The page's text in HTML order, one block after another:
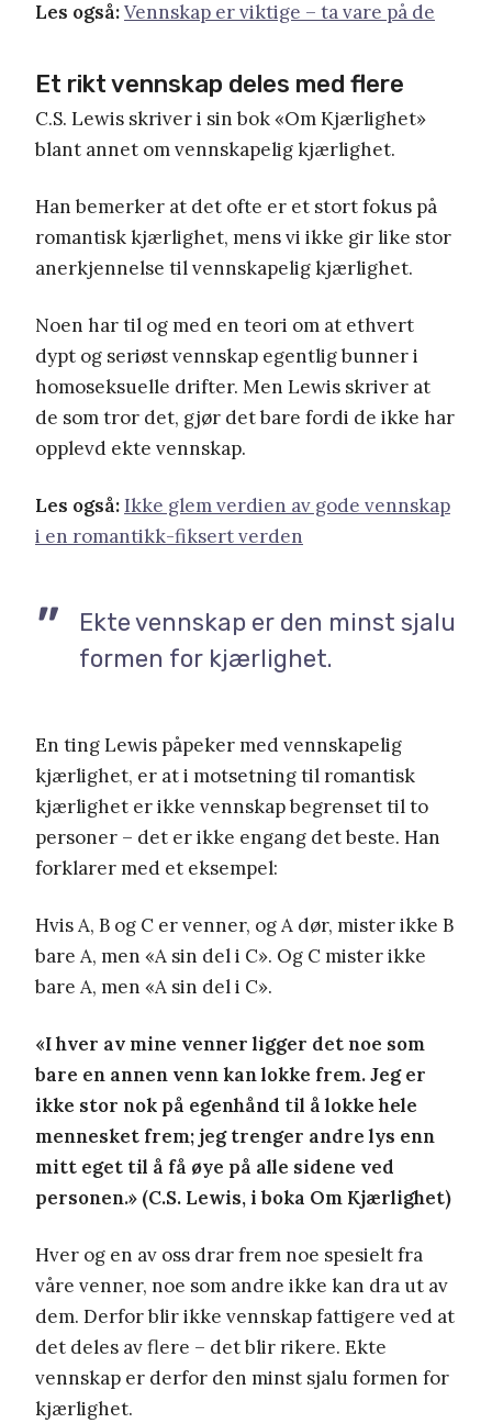
Les også:Vennskap er viktige – ta vare på de
Et rikt vennskap deles med flere
C.S. Lewis skriver i sin bok «Om Kjærlighet»
blant annet om vennskapelig kjærlighet.
Han bemerker at det ofte er et stort fokus på
romantisk kjærlighet, mens vi ikke gir like stor
anerkjennelse til vennskapelig kjærlighet.
Noen har til og med en teori om at ethvert
dypt og seriøst vennskap egentlig bunner i
homoseksuelle drifter. Men Lewis skriver at
de som tror det, gjør det bare fordi de ikke har
opplevd ekte vennskap.
Les også: Ikke glem verdien av gode vennskap
i en romantikk-fiksert verden
Ekte vennskap er den minst sjalu
formen for kjærlighet.
En ting Lewis påpeker med vennskapelig
kjærlighet, er at i motsetning til romantisk
kjærlighet er ikke vennskap begrenset til to
personer – det er ikke engang det beste. Han
forklarer med et eksempel:
Hvis A, B og C er venner, og A dør, mister ikke B
bare A, men «A sin del i C». Og C mister ikke
bare A, men «A sin del i C».
«I hver av mine venner ligger det noe som
bare en annen venn kan lokke frem. Jeg er
ikke stor nok på egenhånd til å lokke hele
mennesket frem; jeg trenger andre lys enn
mitt eget til å få øye på alle sidene ved
personen.» (C.S. Lewis, i boka Om Kjærlighet)
Hver og en av oss drar frem noe spesielt fra
våre venner, noe som andre ikke kan dra ut av
dem. Derfor blir ikke vennskap fattigere ved at
det deles av flere – det blir rikere. Ekte
vennskap er derfor den minst sjalu formen for
kjærlighet.